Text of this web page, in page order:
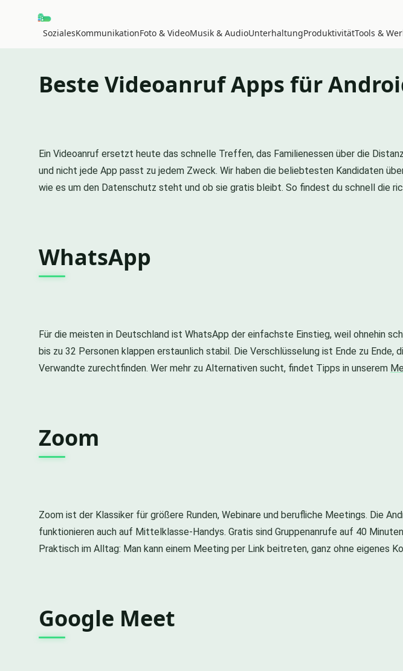
SozialesKommunikationFoto & VideoMusik & AudioUnterhaltungProduktivitätTools &
Beste Videoanruf Apps für
Ein Videoanruf ersetzt heute das schnelle Treffen, das Familienessen über die
und nicht jede App passt zu jedem Zweck. Wir haben die beliebtesten Kandidaten
wie es um den Datenschutz steht und ob sie gratis bleibt. So findest du schnell die
WhatsApp
Für die meisten in Deutschland ist WhatsApp der einfachste Einstieg, weil ohnehin
bis zu 32 Personen klappen erstaunlich stabil. Die Verschlüsselung ist Ende zu
Verwandte zurechtfinden. Wer mehr zu Alternativen sucht, findet Tipps in unserem
Zoom
Zoom ist der Klassiker für größere Runden, Webinare und berufliche Meetings. Die
funktionieren auch auf Mittelklasse-Handys. Gratis sind Gruppenanrufe auf 40
Praktisch im Alltag: Man kann einem Meeting per Link beitreten, ganz ohne eigenes
Google Meet